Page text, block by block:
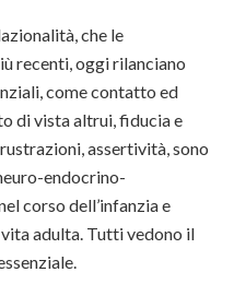
che le
recenti, oggi rilanciano
come contatto ed
di vista altrui, fiducia e
assertività, sono
endocrino-
corso dell’infanzia e
adulta. Tutti vedono il